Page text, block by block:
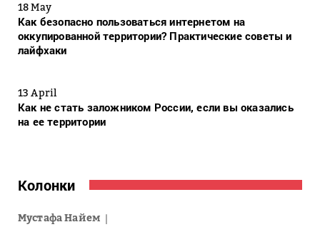
18 May
Как безопасно пользоваться интернетом на
оккупированной территории? Практические советы и
лайфхаки
13 April
Как не стать заложником России, если вы оказались
на ее территории
Колонки
Мустафа Найем